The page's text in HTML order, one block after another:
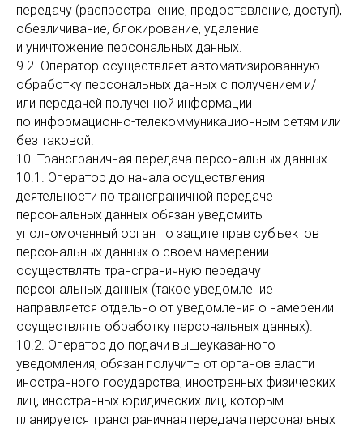
передачу (распространение, предоставление, доступ),
обезличивание, блокирование, удаление
и уничтожение персональных данных.
9.2. Оператор осуществляет автоматизированную
обработку персональных данных с получением и/
или передачей полученной информации
по информационно-телекоммуникационным сетям или
без таковой.
10. Трансграничная передача персональных данных
10.1. Оператор до начала осуществления
деятельности по трансграничной передаче
персональных данных обязан уведомить
уполномоченный орган по защите прав субъектов
персональных данных о своем намерении
осуществлять трансграничную передачу
персональных данных (такое уведомление
направляется отдельно от уведомления о намерении
осуществлять обработку персональных данных).
10.2. Оператор до подачи вышеуказанного
уведомления, обязан получить от органов власти
иностранного государства, иностранных физических
лиц, иностранных юридических лиц, которым
планируется трансграничная передача персональных